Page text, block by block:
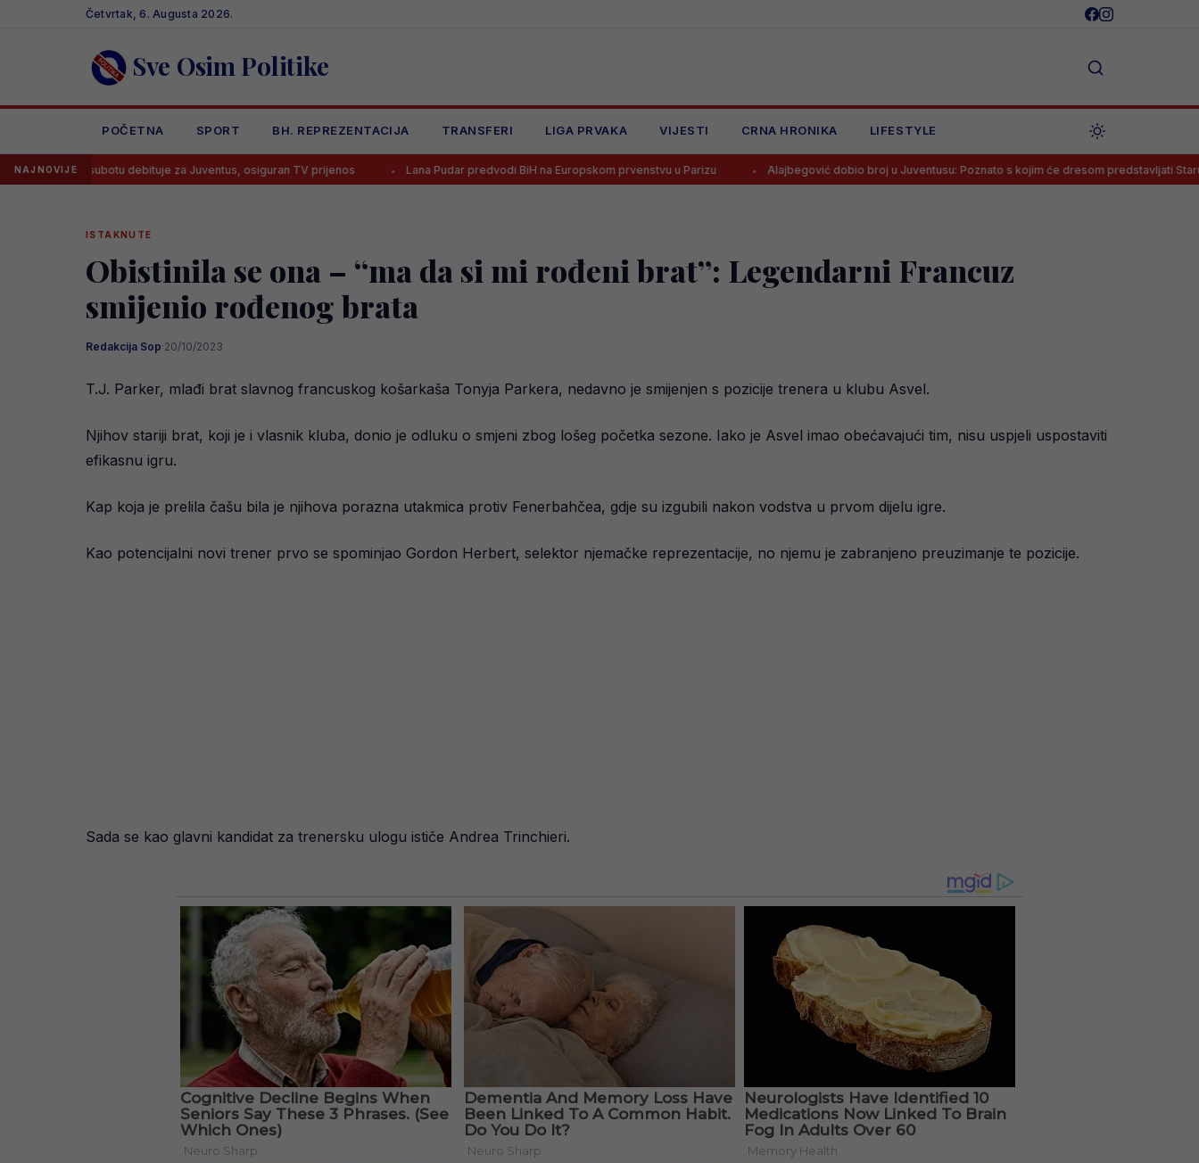
Četvrtak, 6. Augusta 2026.
Sve Osim Politike
POČETNA SPORT BH. REPREZENTACIJA TRANSFERI LIGA PRVAKA VIJESTI CRNA HRONIKA LIFESTYLE
NAJNOVIJE
u subotu debituje za Juventus, osiguran TV prijenos Lana Pudar predvodi BiH na Europskom prvenstvu u Parizu Alajbegović dobio broj u Juventusu: Poznato s kojim će dresom predstavljati Staru damu
ISTAKNUTE
Obistinila se ona – “ma da si mi rođeni brat”: Legendarni Francuz
smijenio rođenog brata
Redakcija Sop·20/10/2023
T.J. Parker, mlađi brat slavnog francuskog košarkaša Tonyja Parkera, nedavno je smijenjen s pozicije trenera u klubu Asvel.
Njihov stariji brat, koji je i vlasnik kluba, donio je odluku o smjeni zbog lošeg početka sezone. Iako je Asvel imao obećavajući tim, nisu uspjeli uspostaviti
efikasnu igru.
Kap koja je prelila čašu bila je njihova porazna utakmica protiv Fenerbahčea, gdje su izgubili nakon vodstva u prvom dijelu igre.
Kao potencijalni novi trener prvo se spominjao Gordon Herbert, selektor njemačke reprezentacije, no njemu je zabranjeno preuzimanje te pozicije.
Sada se kao glavni kandidat za trenersku ulogu ističe Andrea Trinchieri.